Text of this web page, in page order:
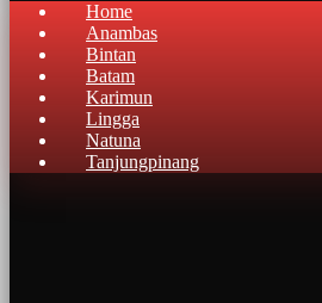
Home
Anambas
Bintan
Batam
Karimun
Lingga
Natuna
Tanjungpinang